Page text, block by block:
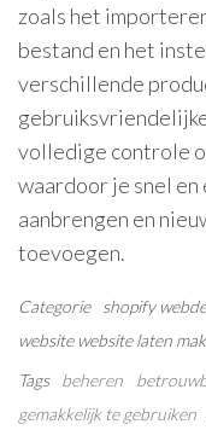
zoals het
bestand en het
verschillende
volledige controle
waardoor je snel
aanbrengen en
toevoegen.
Categorie shopify
website website laten
Tags
beheren
gemakkelijk te gebruiken